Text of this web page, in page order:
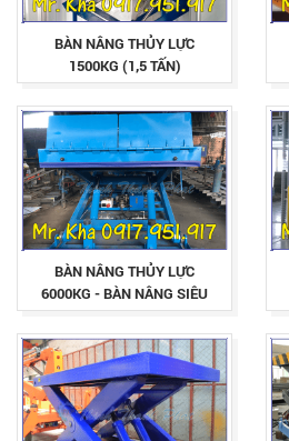
BÀN NÂNG THỦY LỰC
1500KG (1,5 TẤN)
BÀN NÂNG THỦY LỰC
6000KG - BÀN NÂNG SIÊU
TRỌNG